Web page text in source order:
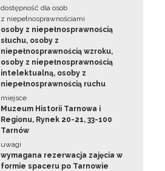
dostępność dla osób
z niepełnosprawnościami
osoby z niepełnosprawnością
słuchu, osoby z
niepełnosprawnością wzroku,
osoby z niepełnosprawnością
intelektualną, osoby z
niepełnosprawnością ruchu
miejsce
Muzeum Historii Tarnowa i
Regionu, Rynek 20-21, 33-100
Tarnów
uwagi
wymagana rezerwacja zajęcia w
formie spaceru po Tarnowie